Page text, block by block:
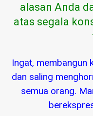
alasan Anda
atas segala
Ingat, membangun
dan saling
semua orang.